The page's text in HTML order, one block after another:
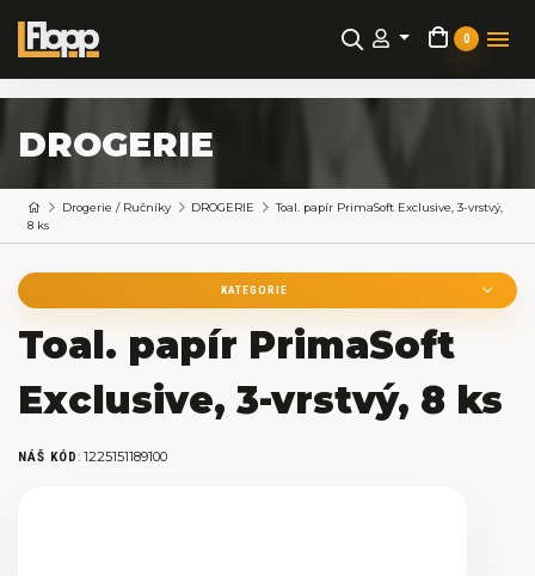
0
DROGERIE
Drogerie / Ručníky DROGERIE
Toal. papír PrimaSoft Exclusive, 3-vrstvý,
8 ks
KATEGORIE
Toal. papír PrimaSoft
Exclusive, 3-vrstvý, 8 ks
NÁŠ KÓD: 1225151189100